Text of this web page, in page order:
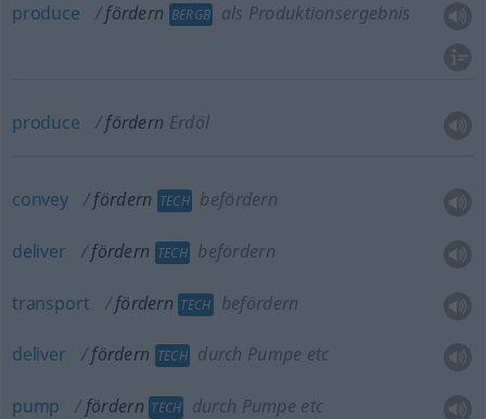
produce fördern BERGB als Produktionsergebnis
produce fördern Erdöl
convey fördern TECH befördern
deliver fördern TECH befördern
transport fördern TECH befördern
deliver fördern TECH durch Pumpe etc
pump fördern TECH durch Pumpe etc